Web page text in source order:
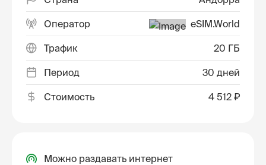
Оператор eSIM.World
Трафик 20 ГБ
Период 30 дней
Стоимость 4 512 ₽
Можно раздавать интернет